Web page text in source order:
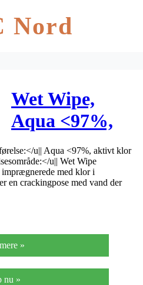
Nord
Wet Wipe,
Aqua <97%,
aktivt klor
1000-1200
ppm, hvid,
stk. pr. pakke)
u|| Aqua <97%, aktivt klor
u|| Wet Wipe
med klor i
en crackingpose med vand der
»
nu »